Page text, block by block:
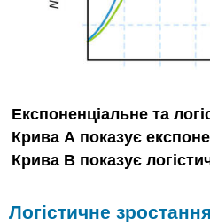
Експоненціальне та
Крива А показує
Крива B показує
Логістичне зростання